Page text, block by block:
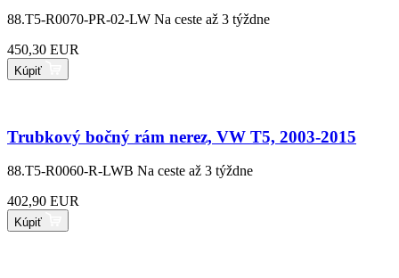
88.T5-R0070-PR-02-LW Na ceste až 3 týždne
450,30 EUR
Kúpiť
Trubkový bočný rám nerez, VW T5, 2003-2015
88.T5-R0060-R-LWB Na ceste až 3 týždne
402,90 EUR
Kúpiť